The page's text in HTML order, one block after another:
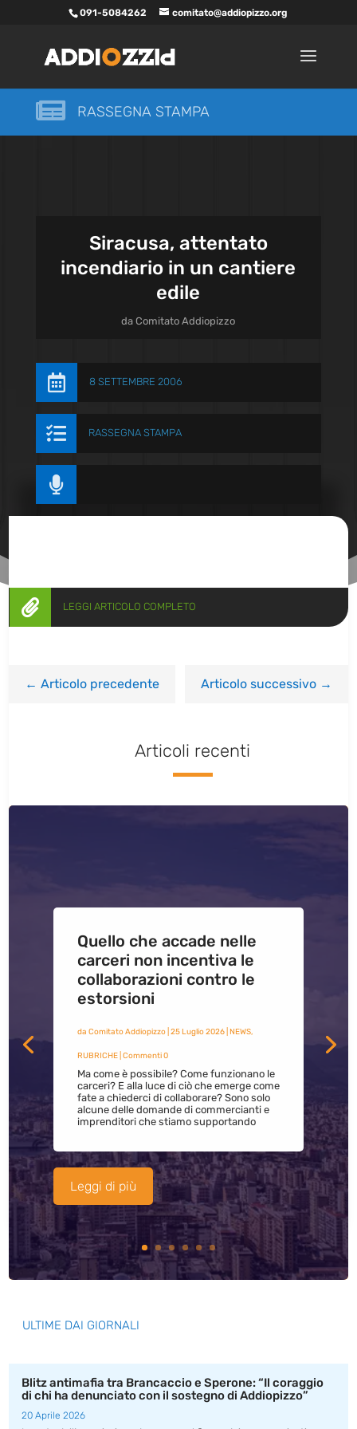
091-5084262 comitato@addiopizzo.org
 RASSEGNA STAMPA
Siracusa, attentato
incendiario in un cantiere
edile
daComitato Addiopizzo
 8 SETTEMBRE 2006
 RASSEGNA STAMPA

 LEGGI ARTICOLO COMPLETO
←Articolo precedente Articolo successivo→
Articoli recenti
Quello che accade nelle
carceri non incentiva le
collaborazioni contro le
estorsioni
da Comitato Addiopizzo| 25 Luglio 2026| NEWS,
RUBRICHE| Commenti 0
Ma come è possibile? Come funzionano le
carceri? E alla luce di ciò che emerge come
fate a chiederci di collaborare? Sono solo
alcune delle domande di commercianti e
imprenditori che stiamo supportando
Leggi di più
ULTIME DAI GIORNALI
Blitz antimafia tra Brancaccio e Sperone: “Il coraggio
di chi ha denunciato con il sostegno di Addiopizzo”
20 Aprile 2026